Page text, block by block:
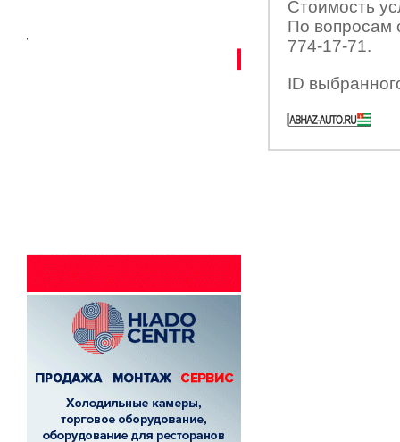
Стоимость
По вопросам
774-17-71.
ID